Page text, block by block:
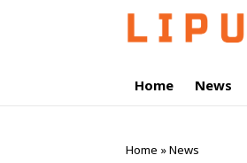
Home News
Home »News